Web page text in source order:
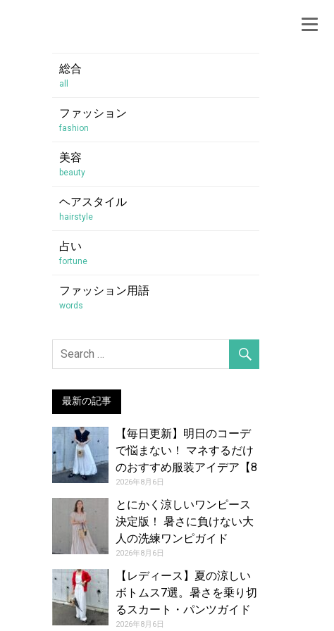
総合
all
ファッション
fashion
美容
beauty
ヘアスタイル
hairstyle
占い
fortune
ファッション用語
words
最新の記事
【毎日更新】明日のコーデ
で悩まない！ マネするだけ
のおすすめ服装アイデア【8
月7日夏】
2026年8月6日
とにかく涼しいワンピース
決定版！ 暑さに負けない大
人の洗練ワンピガイド
2026年8月6日
【レディース】夏の涼しい
ボトムス7選。暑さを乗り切
るスカート・パンツガイド
2026年8月6日